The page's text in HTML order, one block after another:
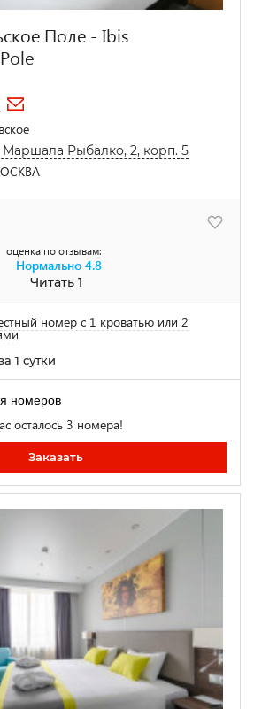
Поле - Ibis
Рыбалко, 2, корп. 5
оценка по отзывам:
Нормально 4.8
Читать 1
номер с 1 кроватью или 2
1 сутки
номеров
осталось 3 номера!
Заказать